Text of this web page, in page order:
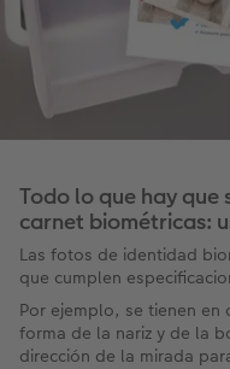
Todo lo que hay
carnet biométricas:
Las fotos de identidad
que cumplen
Por ejemplo, se tienen
forma de la nariz y de la
dirección de la mirada